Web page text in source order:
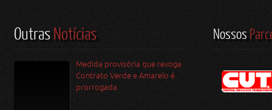
OutrasNotícias
Medida provisória que revoga
Contrato Verde e Amarelo é
prorrogada
Nossos